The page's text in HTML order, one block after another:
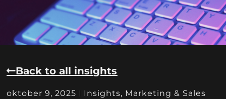
Back to all insights
oktober 9, 2025 Insights, Marketing & Sales